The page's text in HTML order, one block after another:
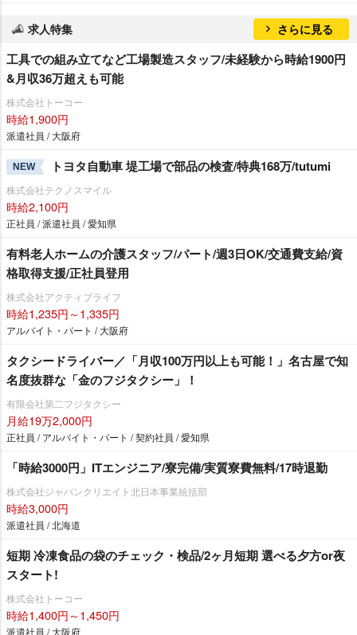
求人特集 さらに見る
工具での組み立てなど工場製造スタッフ/未経験から時給1900円
&月収36万超えも可能
株式会社トーコー
時給1,900円
派遣社員 / 大阪府
NEW トヨタ自動車 堤工場で部品の検査/特典168万/tutumi
株式会社テクノスマイル
時給2,100円
正社員 / 派遣社員 / 愛知県
有料老人ホームの介護スタッフ/パート/週3日OK/交通費支給/資
格取得支援/正社員登用
株式会社アクティブライフ
時給1,235円～1,335円
アルバイト・パート / 大阪府
タクシードライバー／「月収100万円以上も可能！」名古屋で知
名度抜群な「金のフジタクシー」！
有限会社第二フジタクシー
月給19万2,000円
正社員 / アルバイト・パート / 契約社員 / 愛知県
「時給3000円」ITエンジニア/寮完備/実質寮費無料/17時退勤
株式会社ジャパンクリエイト北日本事業統括部
時給3,000円
派遣社員 / 北海道
短期 冷凍食品の袋のチェック・検品/2ヶ月短期 選べる夕方or夜
スタート!
株式会社トーコー
時給1,400円～1,450円
派遣社員 / 大阪府